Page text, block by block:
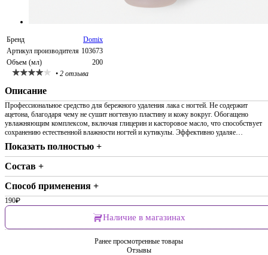
Бренд
Domix
Артикул производителя 103673
Объем (мл)
200
• 2 отзыва
Описание
Профессиональное средство для бережного удаления лака с ногтей. Не содержит
ацетона, благодаря чему не сушит ногтевую пластину и кожу вокруг. Обогащено
увлажняющим комплексом, включая глицерин и касторовое масло, что способствует
сохранению естественной влажности ногтей и кутикулы. Эффективно удаляе…
Показать полностью +
Состав +
Способ применения +
190₽
Наличие в магазинах
Ранее просмотренные товары
Отзывы